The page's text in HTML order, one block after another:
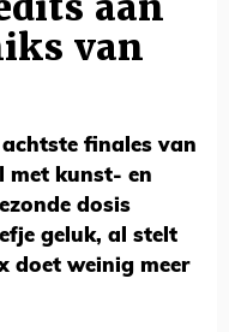
van
finales van
met kunst- en
dosis
geluk, al stelt
doet weinig meer